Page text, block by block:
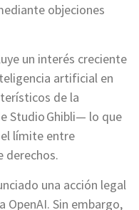
objeciones
un interés creciente
artificial en
de la
Studio Ghibli— lo que
límite entre
derechos.
una acción legal
OpenAI. Sin embargo,